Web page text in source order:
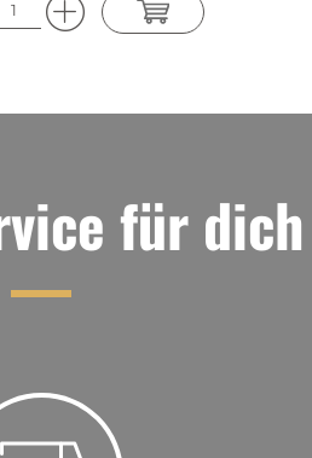
für dich